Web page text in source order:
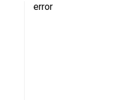
error